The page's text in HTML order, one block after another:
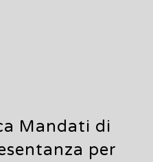
Mandati di
per